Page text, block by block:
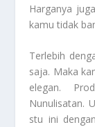
Harganya
kamu tidak
Terlebih
saja. Maka
elegan.
Nunulisatan.
stu ini